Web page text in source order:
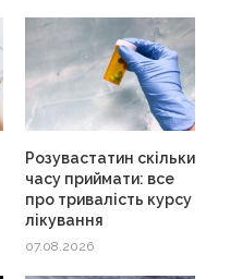
Розувастатин скільки
часу приймати: все
про тривалість курсу
лікування
07.08.2026